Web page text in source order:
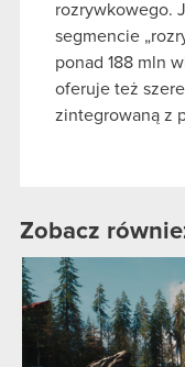
rozrywkowego.
segmencie
ponad 188 mln
oferuje też
zintegrowaną z
Zobacz